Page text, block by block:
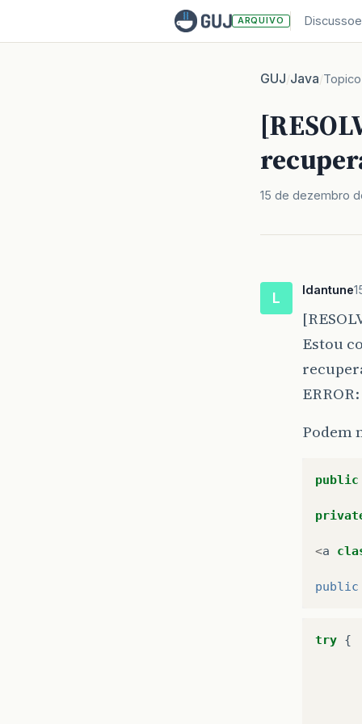
ARQUIVO
GUJ/Java/Topico
15 de dezembro
L ldantune
Estou
Podem
public
<a
try {